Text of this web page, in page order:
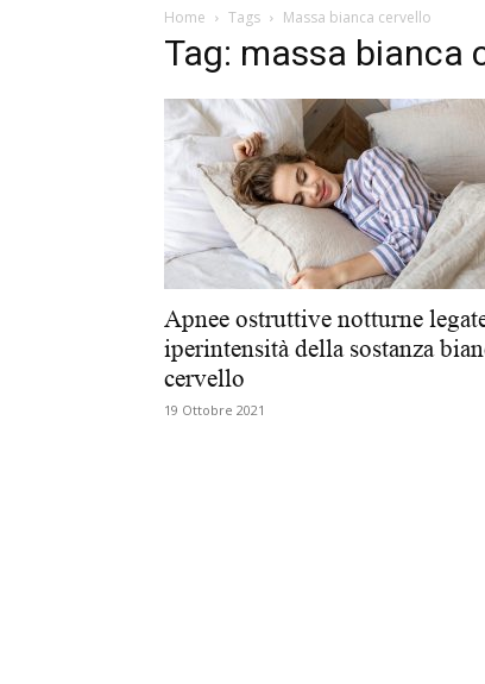
Home Tags Massa bianca cervello
Tag: massa bianca
Apnee ostruttive notturne
iperintensità della sostanza
cervello
19 Ottobre 2021